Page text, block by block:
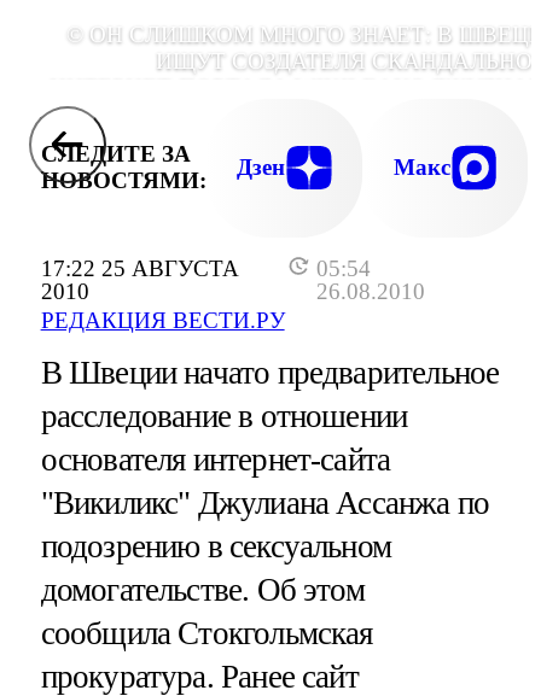
17:22 25 АВГУСТА
2010
05:54
26.08.2010
РЕДАКЦИЯ ВЕСТИ.РУ
© ОН СЛИШКОМ МНОГО ЗНАЕТ: В
ИЩУТ СОЗДАТЕЛЯ
СЛЕДИТЕ ЗА
НОВОСТЯМИ:
Дзен Макс
В Швеции начато предварительное
расследование в отношении
основателя интернет-сайта
"Викиликс" Джулиана Ассанжа по
подозрению в сексуальном
домогательстве. Об этом
сообщила Стокгольмская
прокуратура. Ранее сайт